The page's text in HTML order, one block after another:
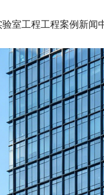
验室工程工程案例新闻